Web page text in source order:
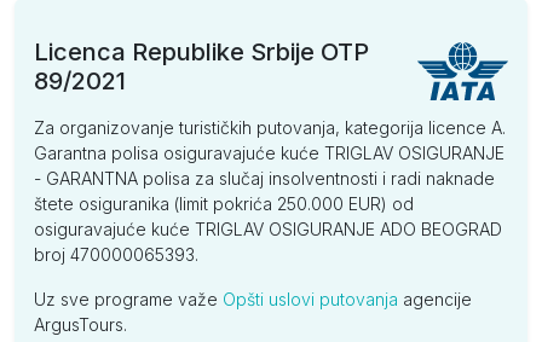
Licenca Republike Srbije OTP
89/2021
Za organizovanje turističkih putovanja, kategorija licence A.
Garantna polisa osiguravajuće kuće TRIGLAV OSIGURANJE
- GARANTNA polisa za slučaj insolventnosti i radi naknade
štete osiguranika (limit pokrića 250.000 EUR) od
osiguravajuće kuće TRIGLAV OSIGURANJE ADO BEOGRAD
broj 470000065393.
Uz sve programe važe Opšti uslovi putovanja agencije
ArgusTours.